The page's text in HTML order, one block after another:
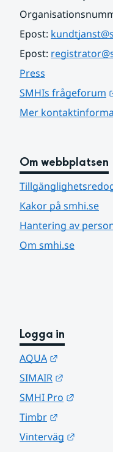
Epost:
Epost:
Press
SMHIs frågeforum
Mer
Om webbplatsen
Kakor på smhi.se
Hantering av
Om smhi.se
Logga in
AQUA
SIMAIR
SMHI Pro
Timbr
Vinterväg